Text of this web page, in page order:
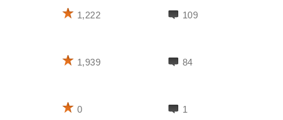
1,222 109
1,939 84
0 1